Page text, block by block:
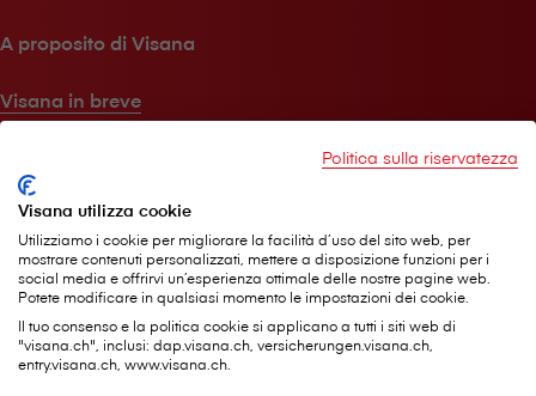
A proposito di V⁠i⁠s⁠a⁠n⁠a
V⁠i⁠s⁠a⁠n⁠a in breve
Jobs
Sostenibilità
Rivista per i clienti
Aiuto e contatti
Agenzia nelle mie vicinanze
Politica sulla riservatezza
Visana utilizza cookie
Utilizziamo i cookie per migliorare la facilità d’uso del sito web, per
mostrare contenuti personalizzati, mettere a disposizione funzioni per i
social media e offrirvi un’esperienza ottimale delle nostre pagine web.
Potete modificare in qualsiasi momento le impostazioni dei cookie.
Il tuo consenso e la politica cookie si applicano a tutti i siti web di
"visana.ch", inclusi: dap.visana.ch, versicherungen.visana.ch,
entry.visana.ch, www.visana.ch.